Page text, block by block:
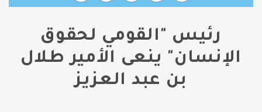
رئيس "القومي لحقوق
الإنسان" ينعى الأمير طلال
بن عبد العزيز